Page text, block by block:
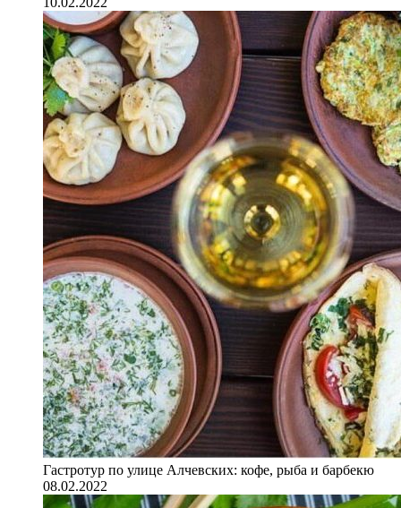
Гастротур по улице Алчевских: кофе, рыба и барбекю
08.02.2022